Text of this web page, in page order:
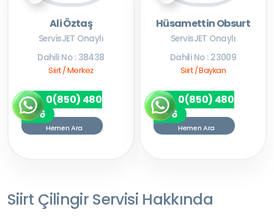
Ali Öztaş
ServisJET Onaylı
Dahili No : 38438
Siirt / Merkez
0(850) 480
7256
Hemen Ara
Hüsamettin Obsurt
ServisJET Onaylı
Dahili No : 23009
Siirt / Baykan
0(850) 480
7256
Hemen Ara
Siirt Çilingir Servisi Hakkında